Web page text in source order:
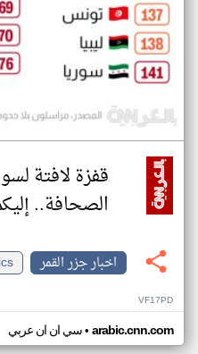
قفزة لافتة
الصحافة..
اخبار جزر القمر
VF17PD
سي ان ان عربي• arabic.cnn.com